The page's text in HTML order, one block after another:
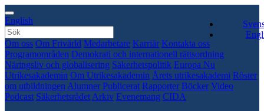
English
Om oss Om Frivärld Medarbetare Karriär Kontakta oss
Programområden Demokrati och internationell rättsordning
Näringsliv och globalisering Säkerhetspolitik Europa Nu
Utrikesakademin Om Utrikesakademin Årets utrikesakademi Röster
om utbildningen Alumner Publicerat Rapporter Böcker Video
Podcast Säkerhetsrådet Arkiv Evenemang CIDA